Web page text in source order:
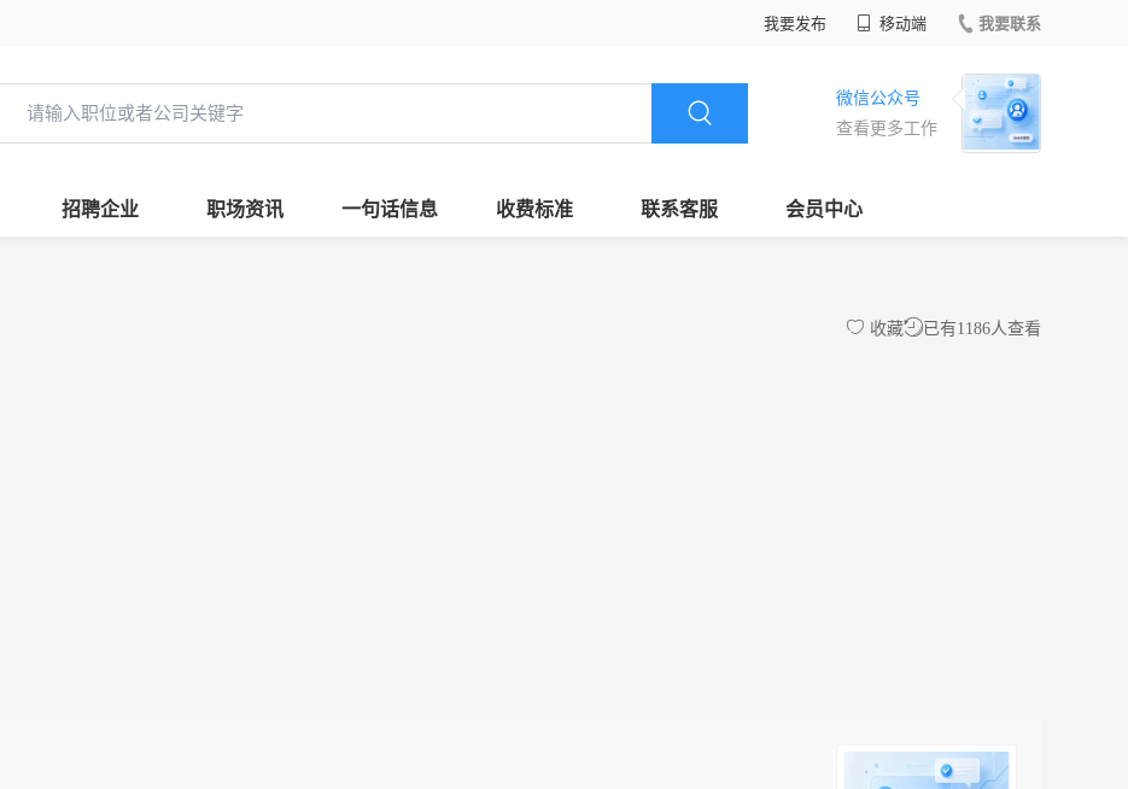
我要发布 移动端 我要联系
微信公众号
查看更多工作
招聘企业 职场资讯 一句话信息 收费标准 联系客服 会员中心
已有1186人查看
收藏